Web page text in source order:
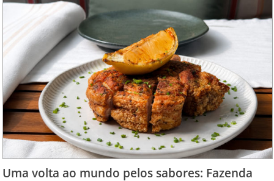
Uma volta ao mundo pelos sabores: Fazenda